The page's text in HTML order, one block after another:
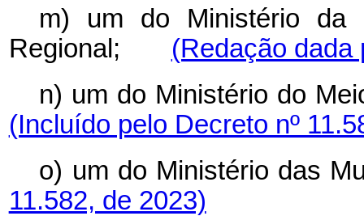
m) um do Ministério da
Regional; (Redação dada
n) um do Ministério do
(Incluído pelo Decreto nº
o) um do Ministério das
11.582, de 2023)